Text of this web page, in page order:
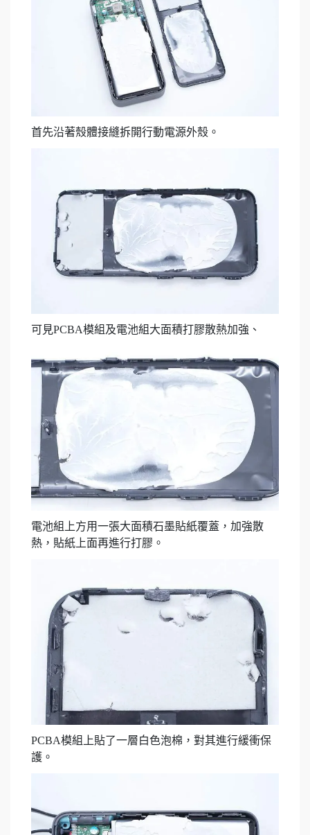
首先沿著殼體接縫拆開行動電源外殼。
可見PCBA模組及電池組大面積打膠散熱加強、
電池組上方用一張大面積石墨貼紙覆蓋，加強散
熱，貼紙上面再進行打膠。
PCBA模組上貼了一層白色泡棉，對其進行緩衝保
護。